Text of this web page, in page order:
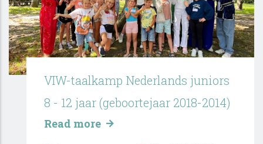
VIW-taalkamp Nederlands juniors
8 - 12 jaar (geboortejaar 2018-2014)
Read more